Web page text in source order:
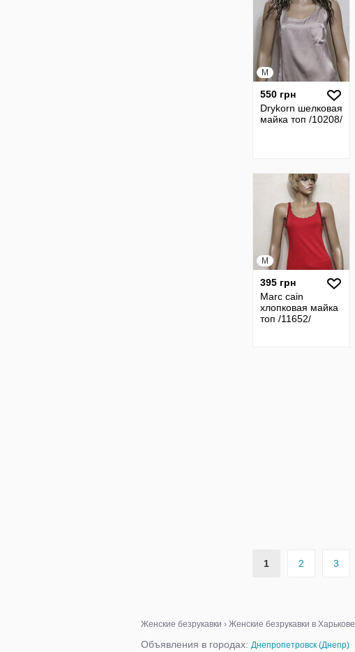
M
550 грн
Drykorn шелковая
майка топ /10208/
M
395 грн
Marc cain
хлопковая майка
топ /11652/
1 2 3
Женские безрукавки › Женские безрукавки в Харькове
Объявления в городах: Днепропетровск (Днепр)